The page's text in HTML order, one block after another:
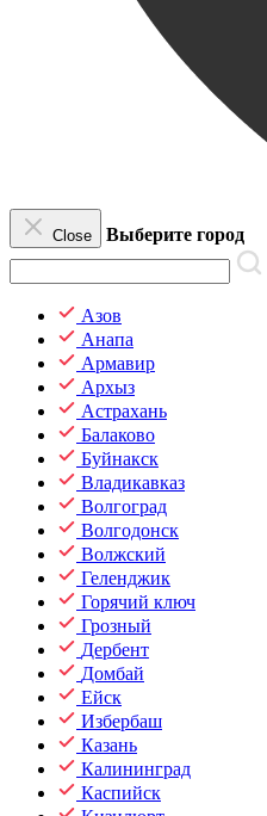
Close Выберите город
Азов
Анапа
Армавир
Архыз
Астрахань
Балаково
Буйнакск
Владикавказ
Волгоград
Волгодонск
Волжский
Геленджик
Горячий ключ
Грозный
Дербент
Домбай
Ейск
Избербаш
Казань
Калининград
Каспийск